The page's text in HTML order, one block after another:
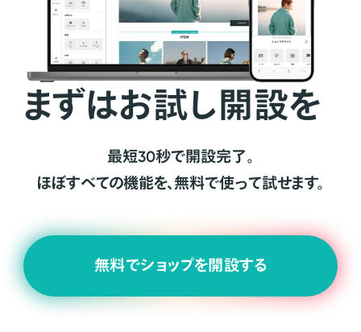
まずはお試し開設を
最短30秒で開設完了。
ほぼすべての機能を、無料で使って試せます。
無料でショップを開設する